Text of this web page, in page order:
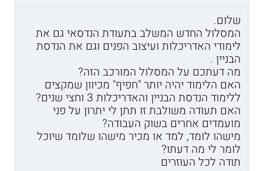
שלום.
המסלול החדש המשלב בתעודת הנדסאי גם את
לימודי האדריכלות ועיצוב הפנים וגם את הנדסת
הבניין .
מה דעתכם על המסלול המורכב הזה?
האם הלימוד יהיה יותר "חפיף" מכיוון שמקצים
ללימוד הנדסת הבניין והאדריכלות 3 וחצי שנים?
האם תעודה משולבת זו תתן לי יתרון על פני
מועמדים אחרים בשוק העבודה?
מישהו לומד, למד או מכיר מישהו שלומד שיוכל
לומר לי מה דעתו?
תודה לכל העוזרים